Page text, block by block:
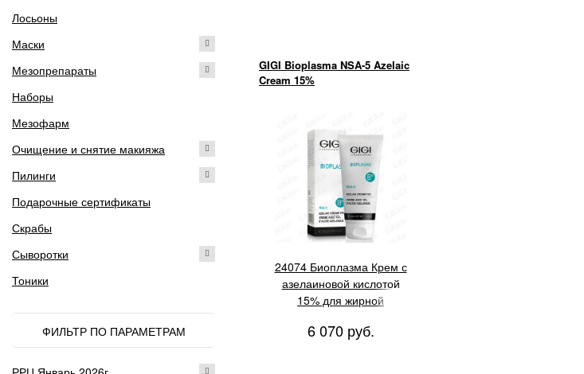
Лосьоны
Маски
Мезопрепараты
Наборы
Мезофарм
Очищение и снятие макияжа
Пилинги
Подарочные сертификаты
Скрабы
Сыворотки
Тоники
ФИЛЬТР ПО ПАРАМЕТРАМ
GIGI Bioplasma NSA-5 Azelaic
Cream 15%
24074 Биоплазма Крем с
азелаиновой кислотой
15% для жирной
6 070 руб.